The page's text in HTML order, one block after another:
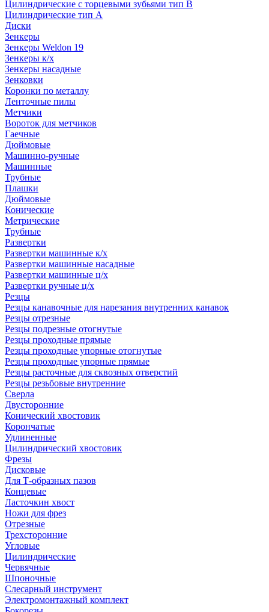
Цилиндрические с торцевыми зубьями тип B
Цилиндрические тип А
Диски
Зенкеры
Зенкеры Weldon 19
Зенкеры к/х
Зенкеры насадные
Зенковки
Коронки по металлу
Ленточные пилы
Метчики
Вороток для метчиков
Гаечные
Дюймовые
Машинно-ручные
Машинные
Трубные
Плашки
Дюймовые
Конические
Метрические
Трубные
Развертки
Развертки машинные к/х
Развертки машинные насадные
Развертки машинные ц/х
Развертки ручные ц/х
Резцы
Резцы канавочные для нарезания внутренних канавок
Резцы отрезные
Резцы подрезные отогнутые
Резцы проходные прямые
Резцы проходные упорные отогнутые
Резцы проходные упорные прямые
Резцы расточные для сквозных отверстий
Резцы резьбовые внутренние
Сверла
Двусторонние
Конический хвостовик
Корончатые
Удлиненные
Цилиндрический хвостовик
Фрезы
Дисковые
Для Т-образных пазов
Концевые
Ласточкин хвост
Ножи для фрез
Отрезные
Трехсторонние
Угловые
Цилиндрические
Червячные
Шпоночные
Слесарный инструмент
Электромонтажный комплект